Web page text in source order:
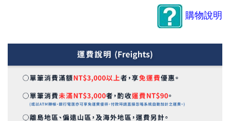
購物說明